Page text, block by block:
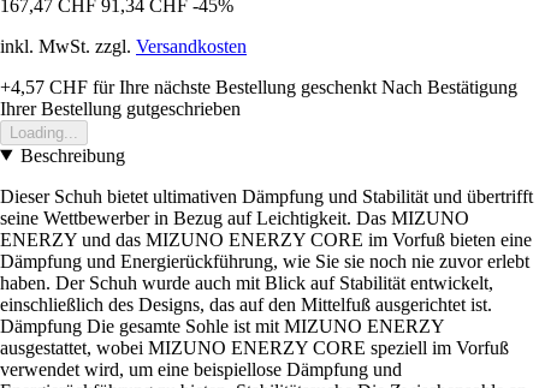
167,47 CHF 91,34 CHF -45%
inkl. MwSt. zzgl. Versandkosten
+4,57 CHF für Ihre nächste Bestellung geschenkt Nach Bestätigung
Ihrer Bestellung gutgeschrieben
Loading...
Beschreibung
Dieser Schuh bietet ultimativen Dämpfung und Stabilität und übertrifft
seine Wettbewerber in Bezug auf Leichtigkeit. Das MIZUNO
ENERZY und das MIZUNO ENERZY CORE im Vorfuß bieten eine
Dämpfung und Energierückführung, wie Sie sie noch nie zuvor erlebt
haben. Der Schuh wurde auch mit Blick auf Stabilität entwickelt,
einschließlich des Designs, das auf den Mittelfuß ausgerichtet ist.
Dämpfung Die gesamte Sohle ist mit MIZUNO ENERZY
ausgestattet, wobei MIZUNO ENERZY CORE speziell im Vorfuß
verwendet wird, um eine beispiellose Dämpfung und